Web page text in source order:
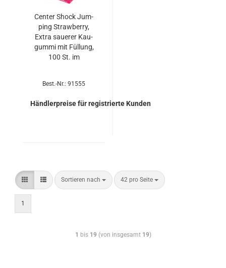
Cen­ter Shock Jum­
ping Straw­ber­ry,
Extra saue­rer Kau­
gum­mi mit Fül­lung,
100 St. im
Best.-Nr.: 91555
Händlerpreise für registrierte Kunden
Sortieren nach 42 pro Seite
1
1 bis 19(von insgesamt 19)